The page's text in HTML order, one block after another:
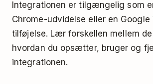
Integrationen er tilgængelig som
Chrome-udvidelse eller en Google
tilføjelse. Lær forskellen mellem
hvordan du opsætter, bruger og
integrationen.